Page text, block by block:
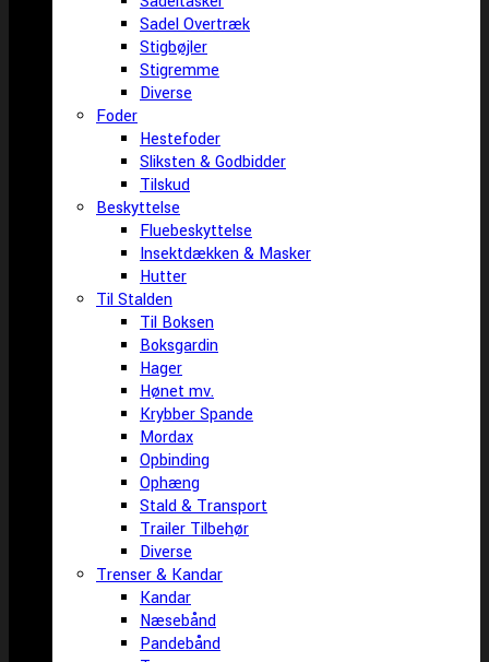
Sadel Overtræk
Stigbøjler
Stigremme
Diverse
Foder
Hestefoder
Sliksten & Godbidder
Tilskud
Beskyttelse
Fluebeskyttelse
Insektdækken & Masker
Hutter
Til Stalden
Til Boksen
Boksgardin
Hager
Hønet mv.
Krybber Spande
Mordax
Opbinding
Ophæng
Stald & Transport
Trailer Tilbehør
Diverse
Trenser & Kandar
Kandar
Næsebånd
Pandebånd